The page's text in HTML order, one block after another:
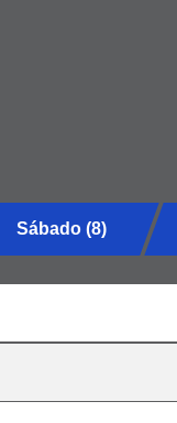
Sábado (8)